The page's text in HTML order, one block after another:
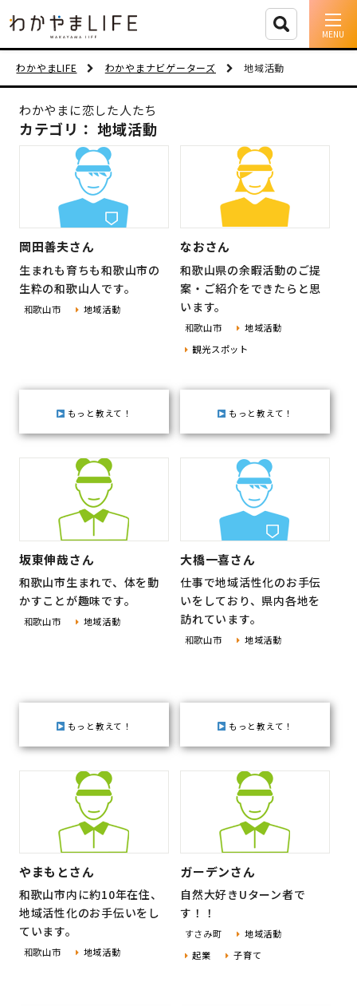
イベント情報
人に会う
市町村を探す
移住者インタビュー
わかやまLIFE わかやまナビゲーターズ 地域活動
わかやまに恋した人たち
カテゴリ： 地域活動
岡田善夫さん
生まれも育ちも和歌山市の
生粋の和歌山人です。
和歌山市 地域活動
もっと教えて！
なおさん
和歌山県の余暇活動のご提
案・ご紹介をできたらと思
います。
和歌山市
地域活動
観光スポット
もっと教えて！
坂東伸哉さん
和歌山市生まれで、体を動
かすことが趣味です。
和歌山市 地域活動
もっと教えて！
大橋一喜さん
仕事で地域活性化のお手伝
いをしており、県内各地を
訪れています。
和歌山市 地域活動
もっと教えて！
やまもとさん
和歌山市内に約10年在住、
地域活性化のお手伝いをし
ています。
和歌山市 地域活動
ガーデンさん
自然大好きUターン者で
す！！
すさみ町
地域活動
起業
子育て